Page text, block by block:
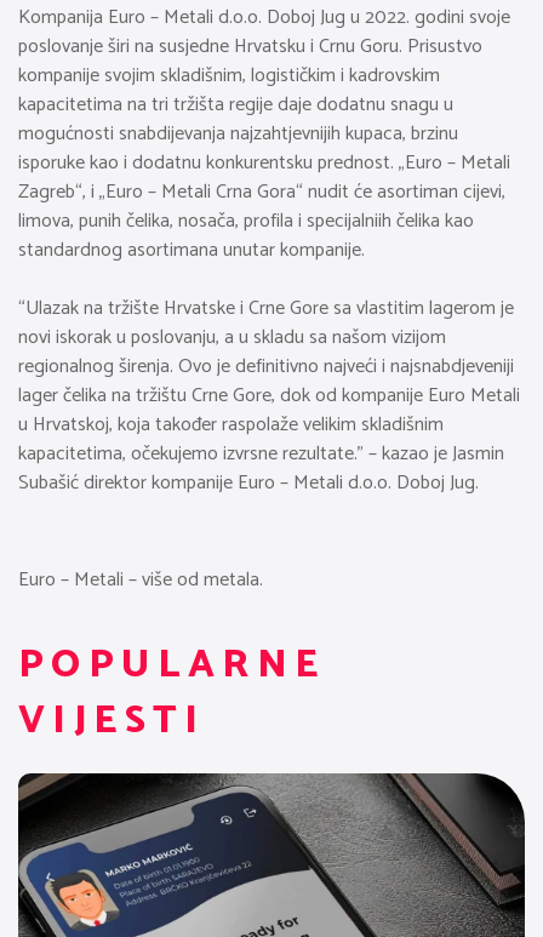
Kompanija Euro – Metali d.o.o. Doboj Jug u 2022. godini svoje
poslovanje širi na susjedne Hrvatsku i Crnu Goru. Prisustvo
kompanije svojim skladišnim, logističkim i kadrovskim
kapacitetima na tri tržišta regije daje dodatnu snagu u
mogućnosti snabdijevanja najzahtjevnijih kupaca, brzinu
isporuke kao i dodatnu konkurentsku prednost. „Euro – Metali
Zagreb“, i „Euro – Metali Crna Gora“ nudit će asortiman cijevi,
limova, punih čelika, nosača, profila i specijalniih čelika kao
standardnog asortimana unutar kompanije.
“Ulazak na tržište Hrvatske i Crne Gore sa vlastitim lagerom je
novi iskorak u poslovanju, a u skladu sa našom vizijom
regionalnog širenja. Ovo je definitivno najveći i najsnabdjeveniji
lager čelika na tržištu Crne Gore, dok od kompanije Euro Metali
u Hrvatskoj, koja također raspolaže velikim skladišnim
kapacitetima, očekujemo izvrsne rezultate.” – kazao je Jasmin
Subašić direktor kompanije Euro – Metali d.o.o. Doboj Jug.
Euro – Metali – više od metala.
POPULARNE
VIJESTI